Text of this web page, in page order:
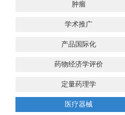
肿瘤
学术推广
产品国际化
药物经济学评价
定量药理学
医疗器械